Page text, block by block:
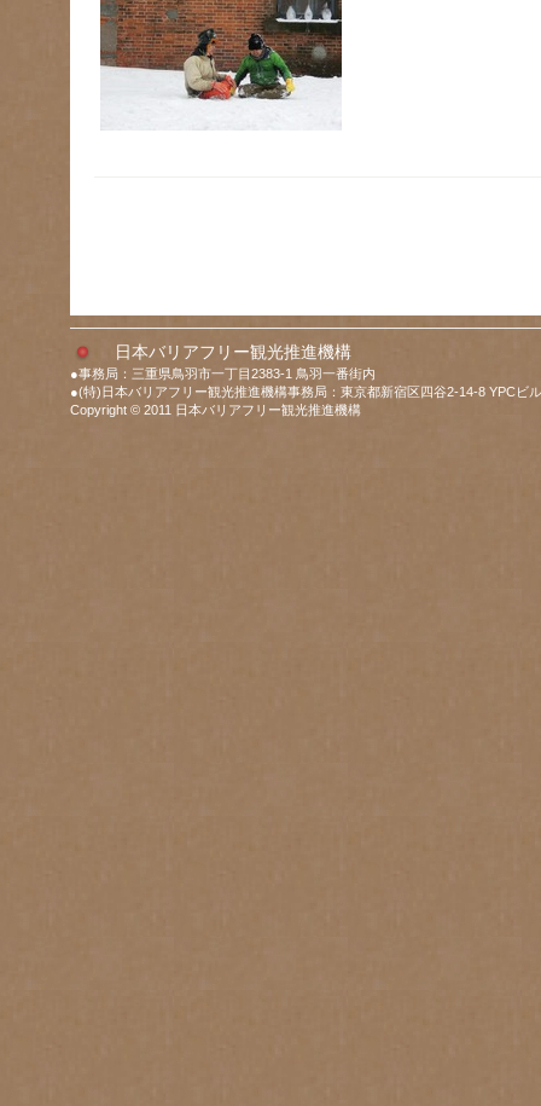
日本バリアフリー観光推進機構
●事務局：三重県鳥羽市一丁目2383-1 鳥羽一番街内
●(特)日本バリアフリー観光推進機構事務局：東京都新宿区四谷2-14-8 YPCビ
Copyright © 2011 日本バリアフリー観光推進機構